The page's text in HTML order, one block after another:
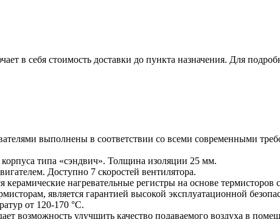
в себя стоимость доставки до пункта назначения. Для
выполнены в соответствии со всеми современными
типа «сэндвич». Толщина изоляции 25 мм.
Доступно 7 скоростей вентилятора.
керамические нагревательные регистры на основе
является гарантией высокой эксплуатационной
от 120-170 °С.
возможность улучшить качество подаваемого воздуха в